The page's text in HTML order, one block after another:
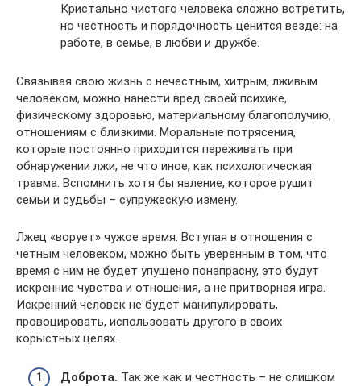
Кристально чистого человека сложно встретить,
но честность и порядочность ценится везде: на
работе, в семье, в любви и дружбе.
Связывая свою жизнь с нечестным, хитрым, лживым
человеком, можно нанести вред своей психике,
физическому здоровью, материальному благополучию,
отношениям с близкими. Моральные потрясения,
которые постоянно приходится переживать при
обнаружении лжи, не что иное, как психологическая
травма. Вспомнить хотя бы явление, которое рушит
семьи и судьбы – супружескую измену.
Лжец «ворует» чужое время. Вступая в отношения с
четным человеком, можно быть уверенным в том, что
время с ним не будет упущено понапрасну, это будут
искренние чувства и отношения, а не притворная игра.
Искренний человек не будет манипулировать,
провоцировать, использовать другого в своих
корыстных целях.
Доброта. Так же как и честность – не слишком